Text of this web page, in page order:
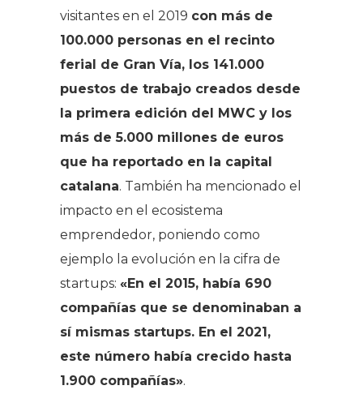
visitantes en el 2019 con más de
100.000 personas en el recinto
ferial de Gran Vía, los 141.000
puestos de trabajo creados desde
la primera edición del MWC y los
más de 5.000 millones de euros
que ha reportado en la capital
catalana. También ha mencionado el
impacto en el ecosistema
emprendedor, poniendo como
ejemplo la evolución en la cifra de
startups: «En el 2015, había 690
compañías que se denominaban a
sí mismas startups. En el 2021,
este número había crecido hasta
1.900 compañías».